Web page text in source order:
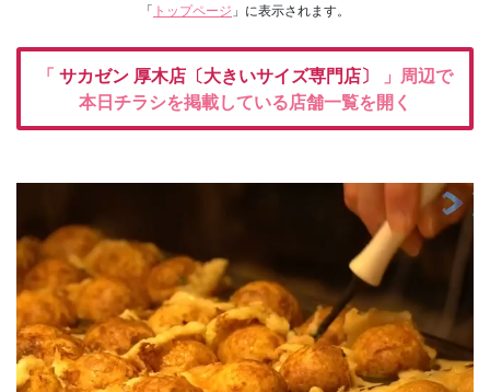
「 トップページ 」に表示されます。
「 サカゼン 厚木店〔大きいサイズ専門店〕
」周辺で
本日チラシを掲載している店舗一覧を開く